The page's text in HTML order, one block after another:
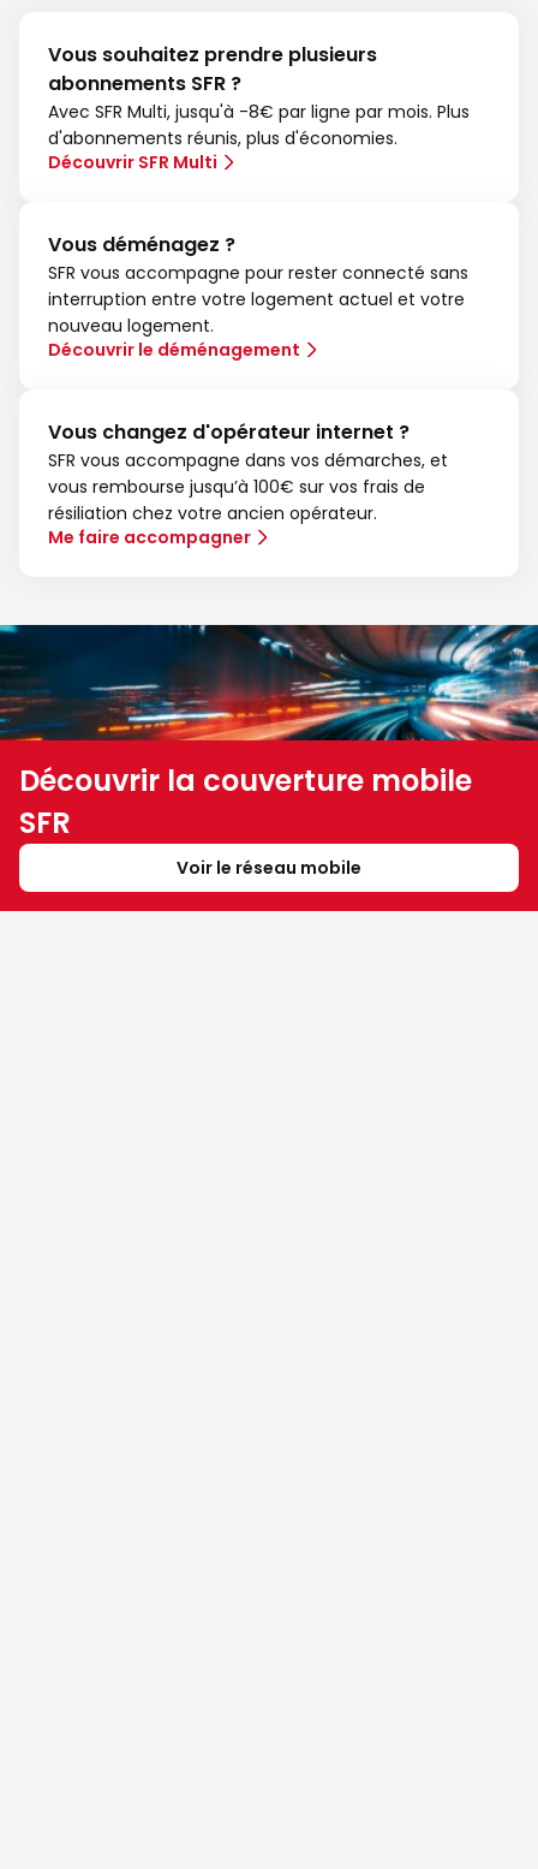
Vous souhaitez prendre plusieurs
abonnements SFR ?
Avec SFR Multi, jusqu'à -8€ par ligne par mois. Plus
d'abonnements réunis, plus d'économies.
Découvrir SFR Multi
Vous déménagez ?
SFR vous accompagne pour rester connecté sans
interruption entre votre logement actuel et votre
nouveau logement.
Découvrir le déménagement
Vous changez d'opérateur internet ?
SFR vous accompagne dans vos démarches, et
vous rembourse jusqu’à 100€ sur vos frais de
résiliation chez votre ancien opérateur.
Me faire accompagner
Découvrir la couverture mobile
SFR
Voir le réseau mobile